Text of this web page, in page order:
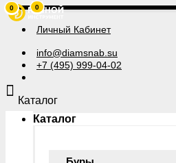
Личный Кабинет
info@diamsnab.su
+7 (495) 999-04-02
0
Каталог
Каталог
0